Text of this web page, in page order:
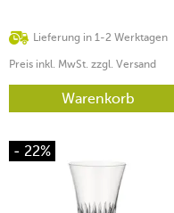
Lieferung in 1-2 Werktagen
Preis inkl. MwSt. zzgl. Versand
Warenkorb
- 22%